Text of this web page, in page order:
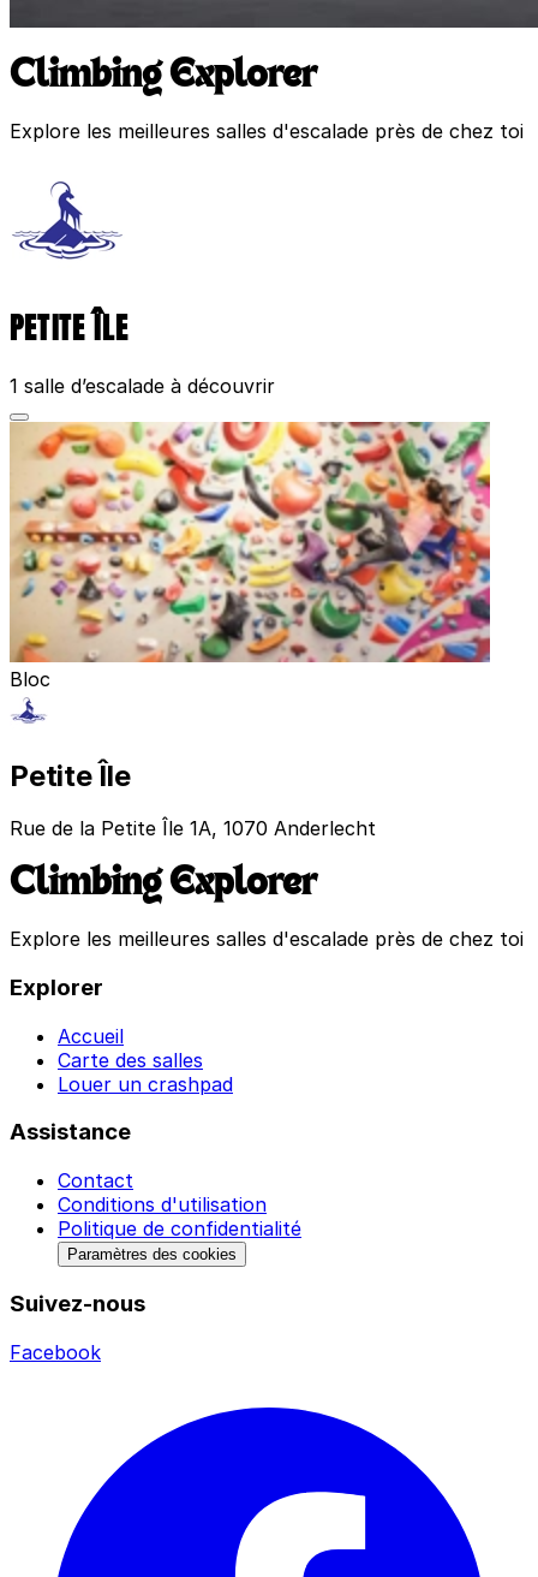
Climbing Explorer
Explore les meilleures salles d'escalade près de chez toi
PETITE ÎLE
1 salle d’escalade à découvrir
Bloc
Petite Île
Rue de la Petite Île 1A, 1070 Anderlecht
Climbing Explorer
Explore les meilleures salles d'escalade près de chez toi
Explorer
Accueil
Carte des salles
Louer un crashpad
Assistance
Contact
Conditions d'utilisation
Politique de confidentialité
Paramètres des cookies
Suivez-nous
Facebook